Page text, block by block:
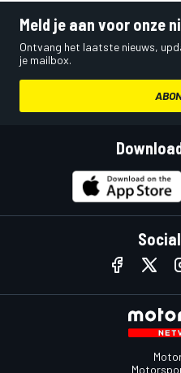
Meld je aan voor onze
Ontvang het laatste nieuws,
je mailbox.